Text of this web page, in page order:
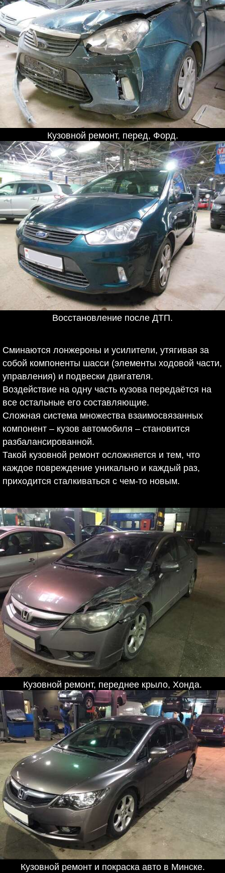
Кузовной ремонт, перед, Форд.
Восстановление после ДТП.
Сминаются лонжероны и усилители, утягивая за
собой компоненты шасси (элементы ходовой части,
управления) и подвески двигателя.
Воздействие на одну часть кузова передаётся на
все остальные его составляющие.
Сложная система множества взаимосвязанных
компонент – кузов автомобиля – становится
разбалансированной.
Такой кузовной ремонт осложняется и тем, что
каждое повреждение уникально и каждый раз,
приходится сталкиваться с чем-то новым.
Кузовной ремонт, переднее крыло, Хонда.
Кузовной ремонт и покраска авто в Минске.